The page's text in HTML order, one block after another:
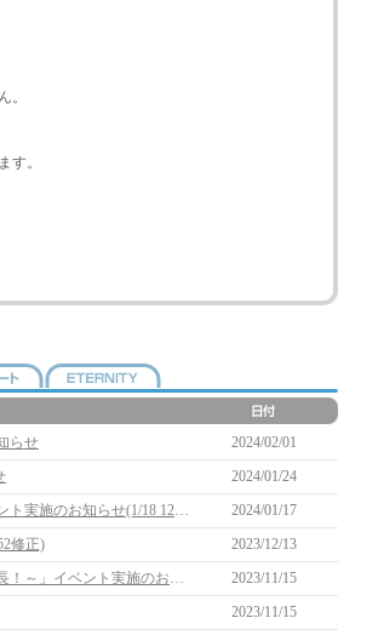
。
す。
らせ
2024/02/01
2024/01/24
【追記】「不思議な卵を孵化させて育てよう！」イベント実施のお知らせ(1/18 12:05追記)
2024/01/17
修正)
2023/12/13
【追記】「プレシーズンイベント ～2023光り輝く成長！～」イベント実施のお知らせ(12/13 14:30追記)
2023/11/15
2023/11/15